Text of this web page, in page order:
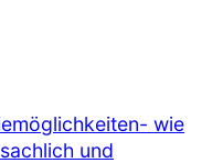
wie
und